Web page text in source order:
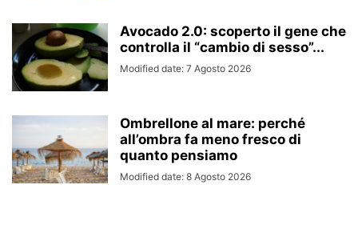
Avocado 2.0: scoperto il gene che
controlla il “cambio di sesso”...
Modified date: 7 Agosto 2026
Ombrellone al mare: perché
all’ombra fa meno fresco di
quanto pensiamo
Modified date: 8 Agosto 2026